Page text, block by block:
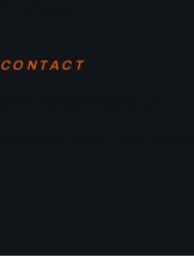
CONTACT